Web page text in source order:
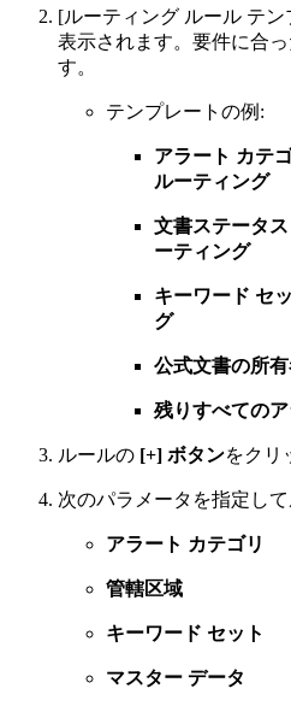
[ルーティング ルール テ
表示されます。要件に合
す。
テンプレートの例:
アラート カテ
ルーティング
文書ステータ
ーティング
キーワード セ
グ
公式文書の所
残りすべての
ルールの [+] ボタンをクリ
次のパラメータを指定し
アラート カテゴリ
管轄区域
キーワード セット
マスター データ